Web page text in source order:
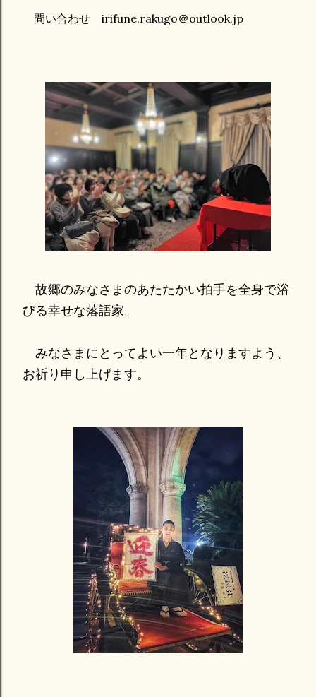
問い合わせ irifune.rakugo＠outlook.jp
故郷のみなさまのあたたかい拍手を全身で浴
びる幸せな落語家。
みなさまにとってよい一年となりますよう、
お祈り申し上げます。